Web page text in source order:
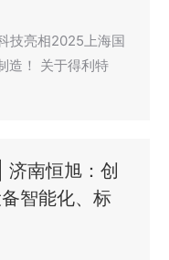
技亮相2025上海国
造！ 关于得利特
南恒旭：创
智能化、标